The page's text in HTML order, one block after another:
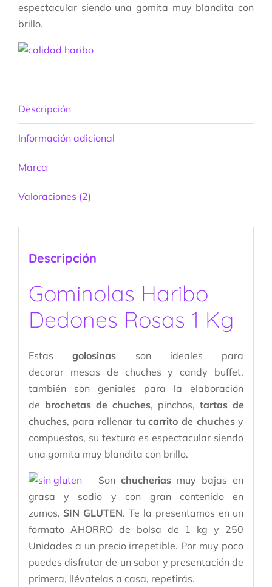
espectacular siendo una gomita muy blandita con
brillo.
Descripción
Información adicional
Marca
Valoraciones (2)
Descripción
Gominolas Haribo
Dedones Rosas 1 Kg
Estasgolosinas son ideales para
decorar mesas de chuches y candy buffet,
también son geniales para la elaboración
de brochetas de chuches, pinchos, tartas de
chuches, para rellenar tucarrito de chuchesy
compuestos, su textura es espectacular siendo
una gomita muy blandita con brillo.
Son chucheriasmuy bajas en
grasa y sodio y con gran contenido en
zumos. SIN GLUTEN. Te la presentamos en un
formato AHORRO de bolsa de 1 kg y 250
Unidades a un precio irrepetible. Por muy poco
puedes disfrutar de un sabor y presentación de
primera, llévatelas a casa, repetirás.